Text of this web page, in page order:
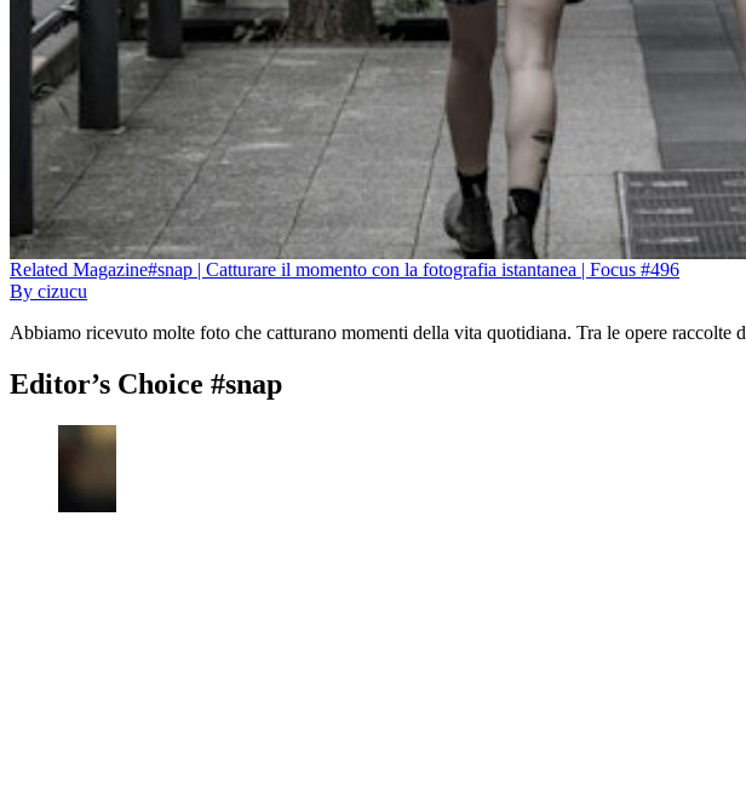
Related Magazine#snap | Catturare il momento con la fotografia istantanea | Focus #496
By cizucu
Abbiamo ricevuto molte foto che catturano momenti della vita quotidiana. Tra le opere raccolte
Editor’s Choice #snap